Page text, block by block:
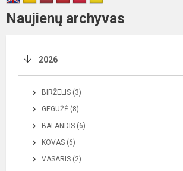
Naujienų archyvas
2026
BIRŽELIS (3)
GEGUŽĖ (8)
BALANDIS (6)
KOVAS (6)
VASARIS (2)